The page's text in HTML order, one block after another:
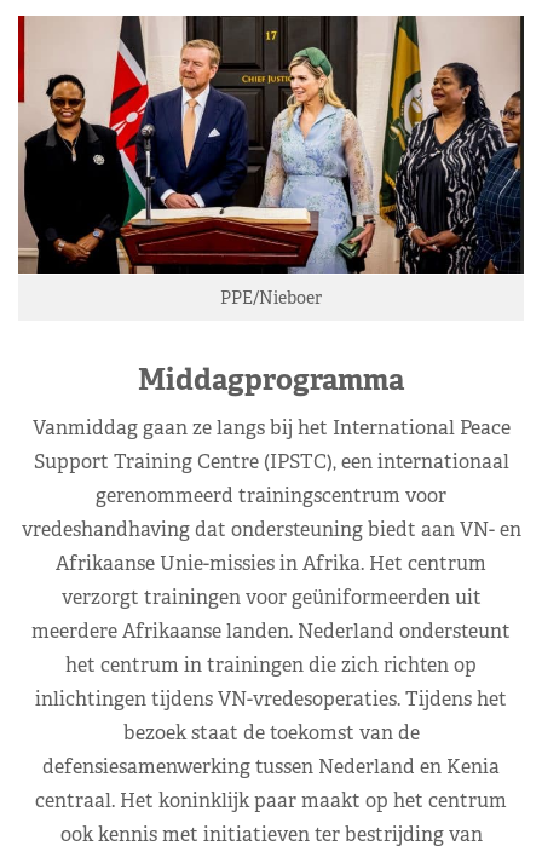
PPE/Nieboer
Middagprogramma
Vanmiddag gaan ze langs bij het International Peace
Support Training Centre (IPSTC), een internationaal
gerenommeerd trainingscentrum voor
vredeshandhaving dat ondersteuning biedt aan VN- en
Afrikaanse Unie-missies in Afrika. Het centrum
verzorgt trainingen voor geüniformeerden uit
meerdere Afrikaanse landen. Nederland ondersteunt
het centrum in trainingen die zich richten op
inlichtingen tijdens VN-vredesoperaties. Tijdens het
bezoek staat de toekomst van de
defensiesamenwerking tussen Nederland en Kenia
centraal. Het koninklijk paar maakt op het centrum
ook kennis met initiatieven ter bestrijding van